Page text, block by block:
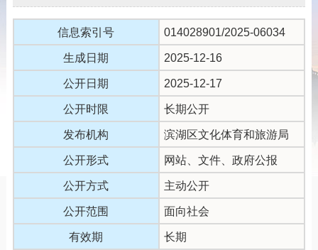
信息索引号 014028901/2025-06034
生成日期 2025-12-16
公开日期 2025-12-17
公开时限 长期公开
发布机构 滨湖区文化体育和旅游局
公开形式 网站、文件、政府公报
公开方式 主动公开
公开范围 面向社会
有效期 长期